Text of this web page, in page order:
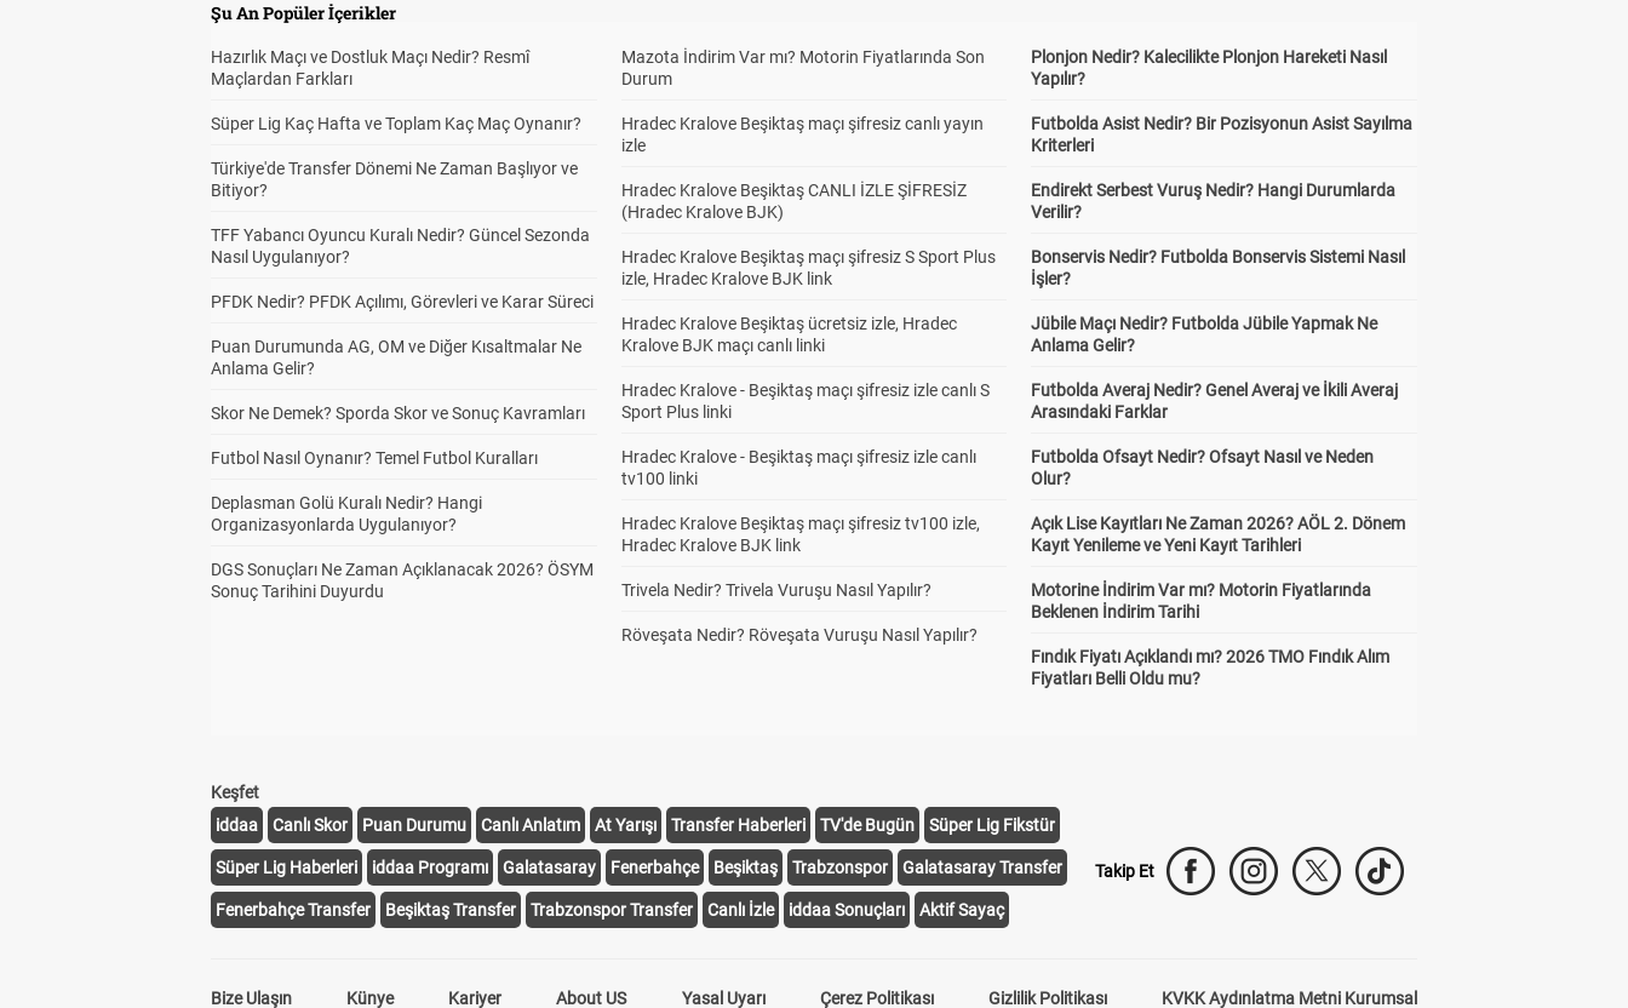
Şu An Popüler İçerikler
Hazırlık Maçı ve Dostluk Maçı Nedir? Resmî
Maçlardan Farkları
Süper Lig Kaç Hafta ve Toplam Kaç Maç Oynanır?
Türkiye'de Transfer Dönemi Ne Zaman Başlıyor ve
Bitiyor?
TFF Yabancı Oyuncu Kuralı Nedir? Güncel Sezonda
Nasıl Uygulanıyor?
PFDK Nedir? PFDK Açılımı, Görevleri ve Karar Süreci
Puan Durumunda AG, OM ve Diğer Kısaltmalar Ne
Anlama Gelir?
Skor Ne Demek? Sporda Skor ve Sonuç Kavramları
Futbol Nasıl Oynanır? Temel Futbol Kuralları
Deplasman Golü Kuralı Nedir? Hangi
Organizasyonlarda Uygulanıyor?
DGS Sonuçları Ne Zaman Açıklanacak 2026? ÖSYM
Sonuç Tarihini Duyurdu
Mazota İndirim Var mı? Motorin Fiyatlarında Son
Durum
Hradec Kralove Beşiktaş maçı şifresiz canlı yayın
izle
Hradec Kralove Beşiktaş CANLI İZLE ŞİFRESİZ
(Hradec Kralove BJK)
Hradec Kralove Beşiktaş maçı şifresiz S Sport Plus
izle, Hradec Kralove BJK link
Hradec Kralove Beşiktaş ücretsiz izle, Hradec
Kralove BJK maçı canlı linki
Hradec Kralove - Beşiktaş maçı şifresiz izle canlı S
Sport Plus linki
Hradec Kralove - Beşiktaş maçı şifresiz izle canlı
tv100 linki
Hradec Kralove Beşiktaş maçı şifresiz tv100 izle,
Hradec Kralove BJK link
Trivela Nedir? Trivela Vuruşu Nasıl Yapılır?
Röveşata Nedir? Röveşata Vuruşu Nasıl Yapılır?
Plonjon Nedir? Kalecilikte Plonjon Hareketi Nasıl
Yapılır?
Futbolda Asist Nedir? Bir Pozisyonun Asist Sayılma
Kriterleri
Endirekt Serbest Vuruş Nedir? Hangi Durumlarda
Verilir?
Bonservis Nedir? Futbolda Bonservis Sistemi Nasıl
İşler?
Jübile Maçı Nedir? Futbolda Jübile Yapmak Ne
Anlama Gelir?
Futbolda Averaj Nedir? Genel Averaj ve İkili Averaj
Arasındaki Farklar
Futbolda Ofsayt Nedir? Ofsayt Nasıl ve Neden
Olur?
Açık Lise Kayıtları Ne Zaman 2026? AÖL 2. Dönem
Kayıt Yenileme ve Yeni Kayıt Tarihleri
Motorine İndirim Var mı? Motorin Fiyatlarında
Beklenen İndirim Tarihi
Fındık Fiyatı Açıklandı mı? 2026 TMO Fındık Alım
Fiyatları Belli Oldu mu?
Keşfet
iddaa
Canlı Skor Puan Durumu Canlı Anlatım At Yarışı Transfer Haberleri TV'de Bugün Süper Lig Fikstür
Süper Lig Haberleri iddaa Programı Galatasaray Fenerbahçe Beşiktaş Trabzonspor Galatasaray Transfer
Fenerbahçe Transfer Beşiktaş Transfer Trabzonspor Transfer Canlı İzle iddaa Sonuçları Aktif Sayaç
Takip Et
Bize Ulaşın Künye Kariyer About US Yasal Uyarı Çerez Politikası Gizlilik Politikası KVKK Aydınlatma Metni Kurumsal